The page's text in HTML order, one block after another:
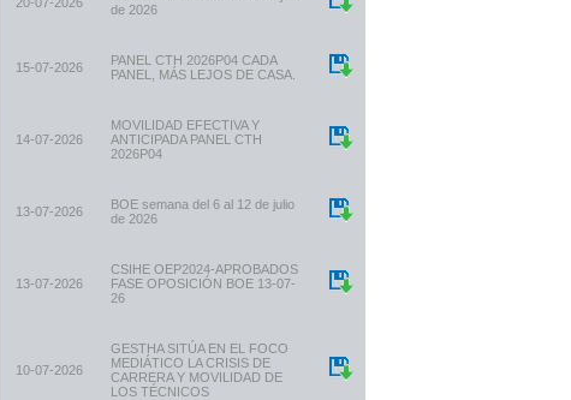
de 2026
15-07-2026
PANEL CTH 2026P04 CADA
PANEL, MÁS LEJOS DE CASA.
14-07-2026
MOVILIDAD EFECTIVA Y
ANTICIPADA PANEL CTH
2026P04
13-07-2026
BOE semana del 6 al 12 de julio
de 2026
13-07-2026
CSIHE OEP2024-APROBADOS
FASE OPOSICIÓN BOE 13-07-
26
10-07-2026
GESTHA SITÚA EN EL FOCO
MEDIÁTICO LA CRISIS DE
CARRERA Y MOVILIDAD DE
LOS TÉCNICOS